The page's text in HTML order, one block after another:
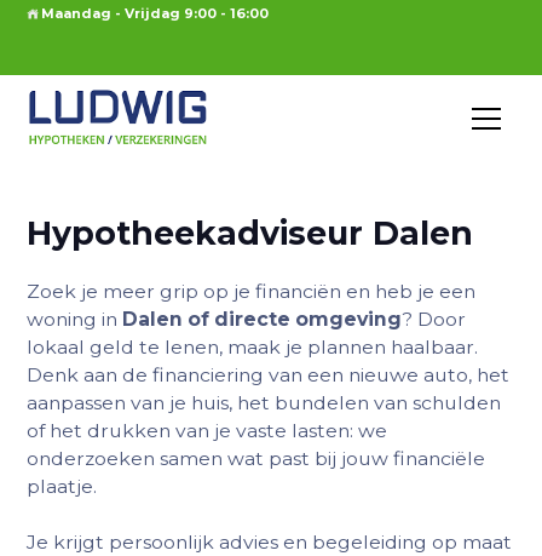
Maandag - Vrijdag 9:00 - 16:00
Hypotheekadviseur Dalen
Zoek je meer grip op je financiën en heb je een
woning in Dalen of directe omgeving? Door
lokaal geld te lenen, maak je plannen haalbaar.
Denk aan de financiering van een nieuwe auto, het
aanpassen van je huis, het bundelen van schulden
of het drukken van je vaste lasten: we
onderzoeken samen wat past bij jouw financiële
plaatje.
Je krijgt persoonlijk advies en begeleiding op maat